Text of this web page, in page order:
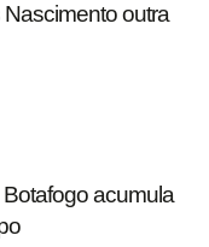
outra
acumula